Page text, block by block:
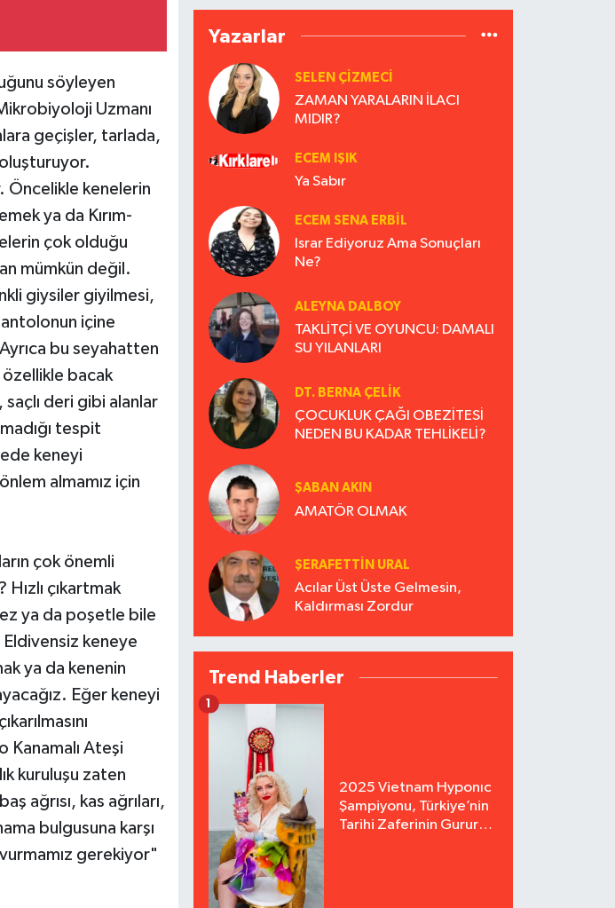
söyleyen
Uzmanı
geçişler, tarlada,
Öncelikle kenelerin
ya da Kırım-
çok olduğu
mümkün değil.
giysiler giyilmesi,
içine
bu seyahatten
bacak
saçlı deri gibi alanlar
tespit
keneyi
almamız için
çok önemli
çıkartmak
ya da poşetle bile
Eldivensiz keneye
ya da kenenin
Eğer keneyi
Kanamalı Ateşi
kuruluşu zaten
ağrısı, kas ağrıları,
bulgusuna karşı
gerekiyor"
Yazarlar
SELEN ÇİZMECİ
ZAMAN YARALARIN İLACI
MIDIR?
ECEM IŞIK
Ya Sabır
ECEM SENA ERBIL
Israr Ediyoruz Ama Sonuçları
Ne?
ALEYNA DALBOY
TAKLİTÇİ VE OYUNCU: DAMALI
SU YILANLARI
DT. BERNA ÇELIK
ÇOCUKLUK ÇAĞI OBEZİTESİ
NEDEN BU KADAR TEHLİKELİ?
ŞABAN AKIN
AMATÖR OLMAK
ŞERAFETTIN URAL
Acılar Üst Üste Gelmesin,
Kaldırması Zordur
Trend Haberler
2025 Vietnam Hyponıc
Şampiyonu, Türkiye’nin
Tarihi Zaferinin Gururu
1